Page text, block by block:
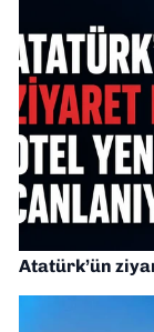
Atatürk’ün